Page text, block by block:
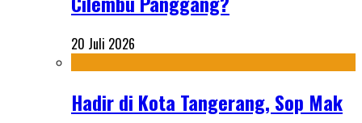
20 Juli 2026
Hadir di Kota Tangerang, Sop Mak